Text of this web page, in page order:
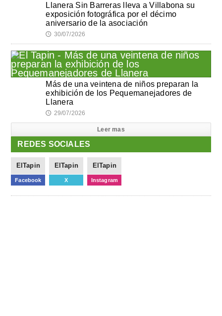
Llanera Sin Barreras lleva a Villabona su
exposición fotográfica por el décimo
aniversario de la asociación
🕔 30/07/2026
Más de una veintena de niños preparan la
exhibición de los Pequemanejadores de
Llanera
🕔 29/07/2026
Leer mas
REDES SOCIALES
ElTapin
Facebook
ElTapin
X
ElTapin
Instagram